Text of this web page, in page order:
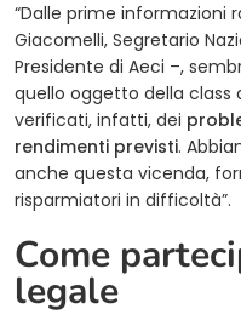
“Dalle prime
Giacomelli, Segretario
Presidente di Aeci –,
quello oggetto della class
verificati, infatti, dei
rendimenti previsti.
anche questa vicenda,
risparmiatori in difficoltà”.
Come
legale